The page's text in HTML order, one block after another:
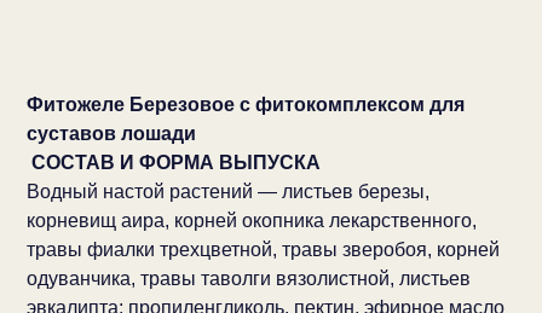
Фитожеле Березовое с фитокомплексом для
суставов лошади
СОСТАВ И ФОРМА ВЫПУСКА
Водный настой растений — листьев березы,
корневищ аира, корней окопника лекарственного,
травы фиалки трехцветной, травы зверобоя, корней
одуванчика, травы таволги вязолистной, листьев
эвкалипта; пропиленгликоль, пектин, эфирное масло